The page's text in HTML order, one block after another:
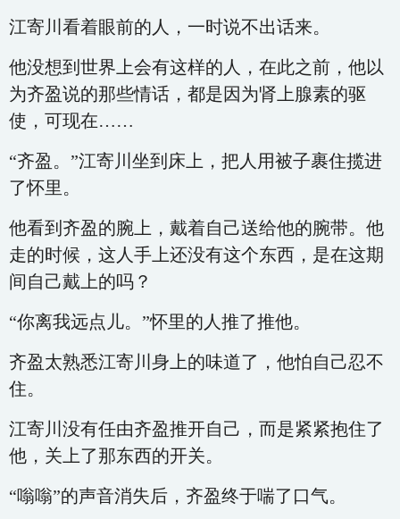
江寄川看着眼前的人，一时说不出话来。
他没想到世界上会有这样的人，在此之前，他以
为齐盈说的那些情话，都是因为肾上腺素的驱
使，可现在……
“齐盈。”江寄川坐到床上，把人用被子裹住揽进
了怀里。
他看到齐盈的腕上，戴着自己送给他的腕带。他
走的时候，这人手上还没有这个东西，是在这期
间自己戴上的吗？
“你离我远点儿。”怀里的人推了推他。
齐盈太熟悉江寄川身上的味道了，他怕自己忍不
住。
江寄川没有任由齐盈推开自己，而是紧紧抱住了
他，关上了那东西的开关。
“嗡嗡”的声音消失后，齐盈终于喘了口气。